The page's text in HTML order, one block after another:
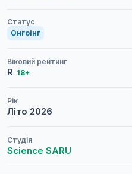
Статус
Онґоінґ
Віковий рейтинг
R 18+
Рік
Літо 2026
Студія
Science SARU